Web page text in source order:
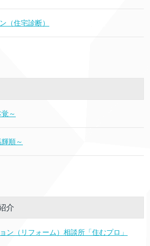
（住宅診断）
～
順～
介
ン（リフォーム）相談所「住むプロ」